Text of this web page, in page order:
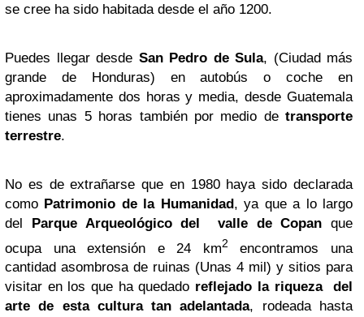
se cree ha sido habitada desde el año 1200.
Puedes llegar desde San Pedro de Sula, (Ciudad más
grande de Honduras) en autobús o coche en
aproximadamente dos horas y media, desde Guatemala
tienes unas 5 horas también por medio de transporte
terrestre.
No es de extrañarse que en 1980 haya sido declarada
como Patrimonio de la Humanidad, ya que a lo largo
del Parque Arqueológico del valle de Copan que
ocupa una extensión e 24 km2
encontramos una
cantidad asombrosa de ruinas (Unas 4 mil) y sitios para
visitar en los que ha quedado reflejado la riqueza del
arte de esta cultura tan adelantada, rodeada hasta